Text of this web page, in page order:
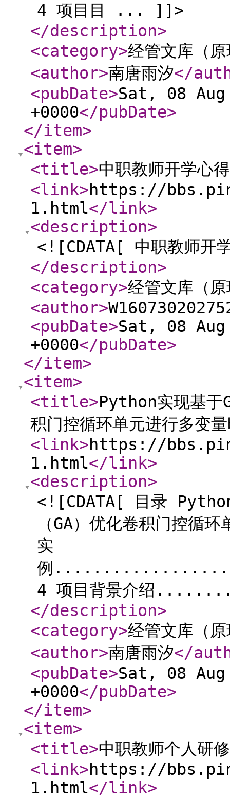
4 项目目 ... ]]>
</description>
<category>经管文库（
<author>南唐雨汐</
<pubDate>Sat, 08
+0000</pubDate>
</item>
<item>
<title>中职教师开学心得
<link>https://
1.html</link>
<description>
<![CDATA[ 中职教师开
</description>
<category>经管文库（
<author>
<pubDate>Sat, 08
+0000</pubDate>
</item>
<item>
<title>Python实现基于
积门控循环单元进行多变
<link>https://
1.html</link>
<description>
<![CDATA[ 目录
（GA）优化卷积门控循
实
例
4 项目背景介绍
</description>
<category>经管文库（
<author>南唐雨汐</
<pubDate>Sat, 08
+0000</pubDate>
</item>
<item>
<title>中职教师个人研
<link>https://
1.html</link>